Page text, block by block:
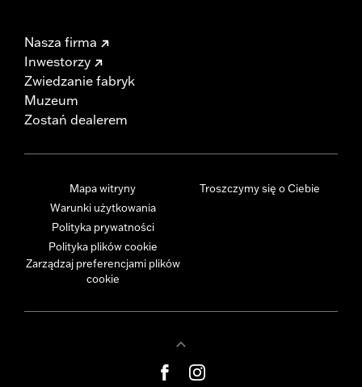
Nasza firma
Inwestorzy
Zwiedzanie fabryk
Muzeum
Zostań dealerem
Mapa witryny
Warunki użytkowania
Polityka prywatności
Polityka plików cookie
Zarządzaj preferencjami plików
cookie
Troszczymy się o Ciebie